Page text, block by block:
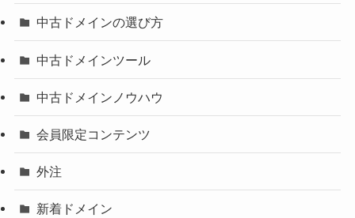
中古ドメインの選び方
中古ドメインツール
中古ドメインノウハウ
会員限定コンテンツ
外注
新着ドメイン